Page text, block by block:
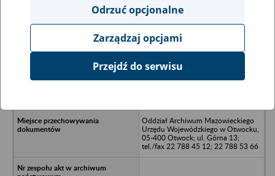
Ukryj wszystkie pozycje bazy
Przedsiębiorstwo Usług
Oddział Archiwum Mazowieckiego
Urzędu Wojewódzkiego w Otwocku,
05-400 Otwock; ul. Górna 13;
tel./fax 22 788 45 12; 22 788 53 66
Odrzuć opcjonalne
Zarządzaj opcjami
Przejdź do serwisu